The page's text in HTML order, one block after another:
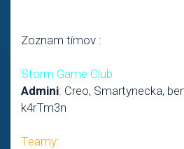
Zoznam tímov :
Storm Game Club
Admini: Creo, Smartynecka,
k4rTm3n
Teamy: